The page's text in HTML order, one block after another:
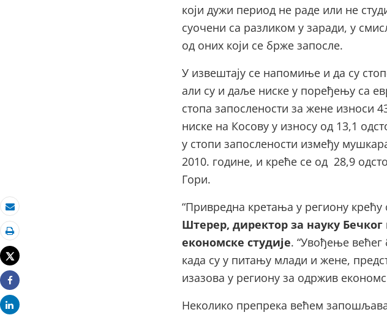
Пошаљи
Штампај
Tweet
Share
Share
који дужи период не раде или не
суочени са разликом у заради, у
од оних који се брже запосле.
У извештају се напомиње и да су
али су и даље ниске у поређењу са
стопа запослености за жене износи
ниске на Косову у износу од 13,1
у стопи запослености између
2010. године, и креће се од 28,9
Гори.
“Привредна кретања у региону
Штерер, директор за науку
економске студије. “Увођење већег
када су у питању млади и жене,
изазова у региону за одржив
Неколико препрека већем